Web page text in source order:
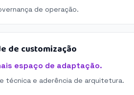
de operação.
de customização
espaço de adaptação.
técnica e aderência de arquitetura.